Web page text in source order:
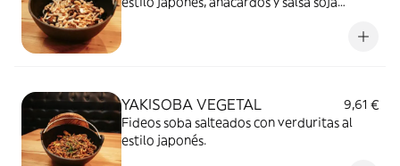
YAKISOBA VEGETAL
9,61 €
Fideos soba salteados con verduritas al
estilo japonés.